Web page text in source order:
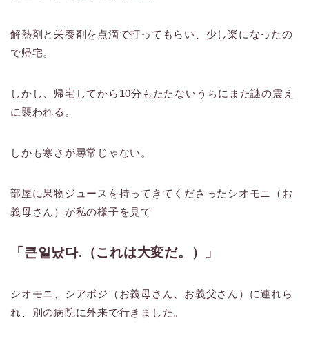
解熱剤と栄養剤を点滴で打ってもらい、少し楽になったの
で帰宅。
しかし、帰宅してから10分もたたないうちにまた謎の震え
に襲われる。
しかも寒さが尋常じゃない。
部屋に果物ジュースを持ってきてくださったシオモニ（お
義母さん）が私の様子を見て
「큰일났다.（これは大変だ。）」
シオモニ、シアボジ（お義母さん、お義父さん）に連れら
れ、別の病院に外来で行きました。